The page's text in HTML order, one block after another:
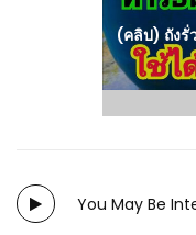
You May Be